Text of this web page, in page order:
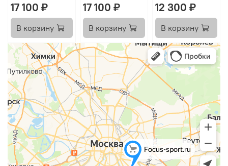
17 100 ₽
В корзину
17 100 ₽
В корзину
12 300 ₽
В корзину